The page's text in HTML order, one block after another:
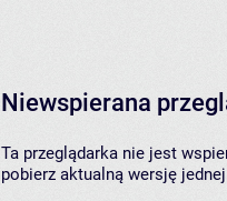
Niewspierana
Ta przeglądarka nie jest
pobierz aktualną wersję